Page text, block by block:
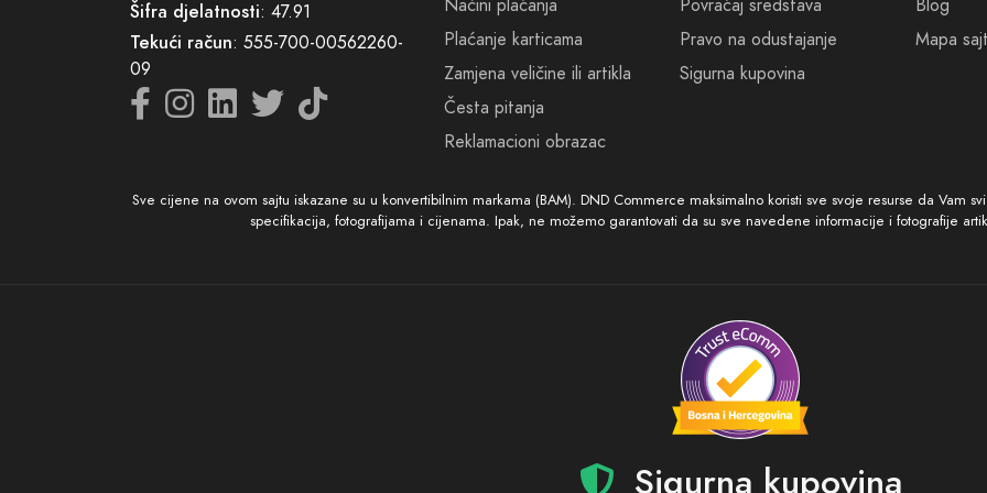
za ovaj spektakularan miris. Neka vam ovaj tekst bude inspiracija za
posebno i jedinstveno. Doživite Dior Homme Intense parfem i budite
raskošni miris.
Šifra djelatnosti: 47.91
Tekući račun: 555-700-00562260-
09
Načini plaćanja
Plaćanje karticama
Zamjena veličine ili artikla
Česta pitanja
Reklamacioni obrazac
Povraćaj sredstava
Pravo na odustajanje
Sigurna kupovina
Blog
Mapa
Sve cijene na ovom sajtu iskazane su u konvertibilnim markama (BAM). DND Commerce maksimalno koristi sve svoje resurse da Vam
specifikacija, fotografijama i cijenama. Ipak, ne možemo garantovati da su sve navedene informacije i fotografije
Sigurna kupovina